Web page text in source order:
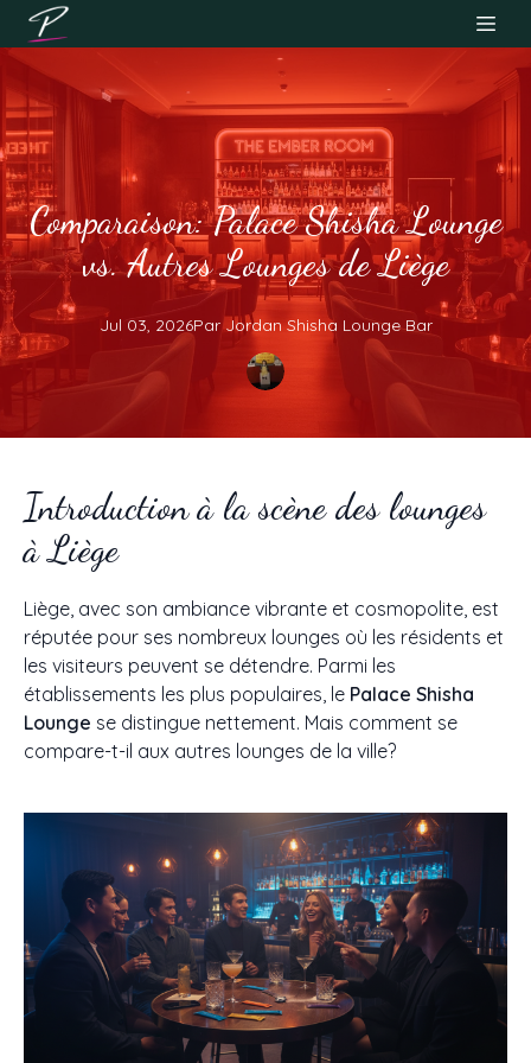
Comparaison: Palace Shisha Lounge
vs. Autres Lounges de Liège
Jul 03, 2026Par Jordan Shisha Lounge Bar
Introduction à la scène des lounges
à Liège
Liège, avec son ambiance vibrante et cosmopolite, est
réputée pour ses nombreux lounges où les résidents et
les visiteurs peuvent se détendre. Parmi les
établissements les plus populaires, le Palace Shisha
Lounge se distingue nettement. Mais comment se
compare-t-il aux autres lounges de la ville?